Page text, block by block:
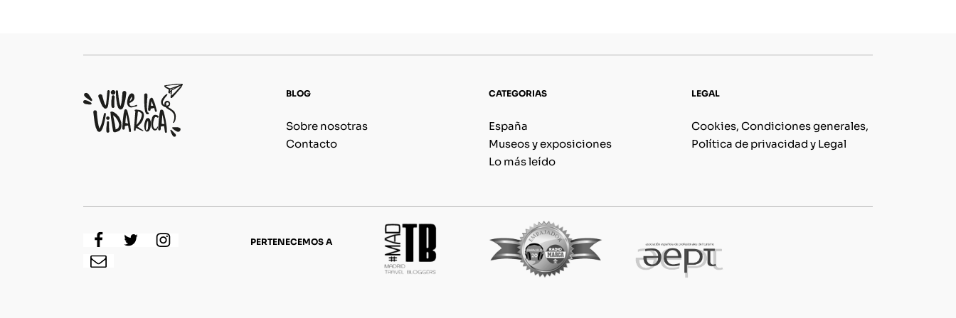
BLOG
Sobre nosotras
Contacto
CATEGORIAS
España
Museos y exposiciones
Lo más leído
LEGAL
Cookies, Condiciones generales,
Política de privacidad y Legal
PERTENECEMOS A